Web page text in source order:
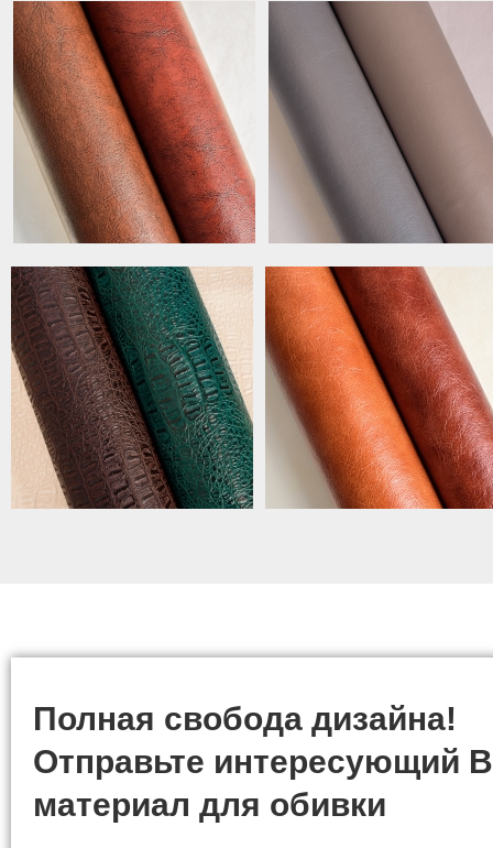
Полная свобода дизайна!
Отправьте интересующий
материал для обивки